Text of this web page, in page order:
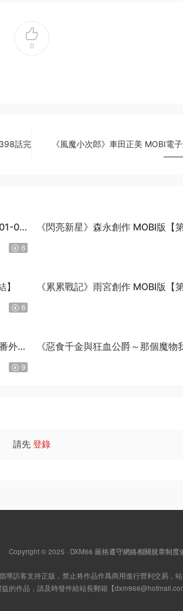
0
話完
《風魔小次郎》車田正美 MOBI電
04
6
《閃亮新星》森永創作 MOBI版【
6
《累累戰記》雨宮創作 MOBI版【
外完
9
《惡食千金與狂血公爵～那個魔物
請先 登錄
Copyright © 2025 · DXM66 嚴格遵守網絡相關規章制度
訪客支持正版，禁止将作品作爲商用進行營利交易
的作品，請及時發件給站長郵箱【